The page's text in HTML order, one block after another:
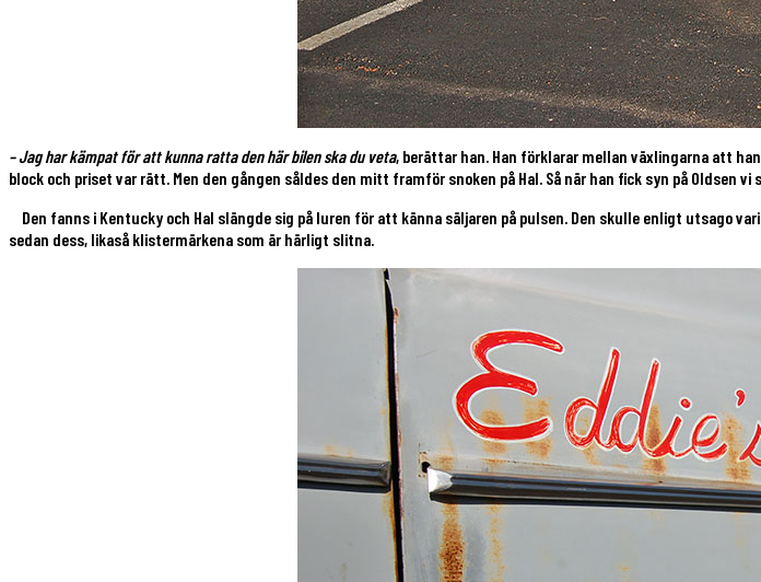
– Jag har kämpat för att kunna ratta den här bilen ska du veta, berättar han. Han förklarar mellan växlingarna att
block och priset var rätt. Men den gången såldes den mitt framför snoken på Hal. Så när han fick syn på Oldsen vi
Den fanns i Kentucky och Hal slängde sig på luren för att känna säljaren på pulsen. Den skulle enligt utsago
sedan dess, likaså klistermärkena som är härligt slitna.